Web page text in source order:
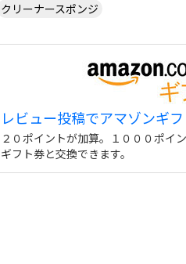
クリーナースポンジ
レビュー投稿でアマゾンギ
２０ポイントが加算。１０００ポイ
ギフト券と交換できます。